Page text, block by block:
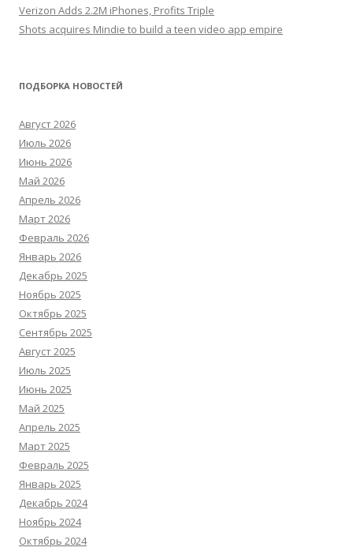
Verizon Adds 2.2M iPhones, Profits Triple
Shots acquires Mindie to build a teen video app empire
ПОДБОРКА НОВОСТЕЙ
Август 2026
Июль 2026
Июнь 2026
Май 2026
Апрель 2026
Март 2026
Февраль 2026
Январь 2026
Декабрь 2025
Ноябрь 2025
Октябрь 2025
Сентябрь 2025
Август 2025
Июль 2025
Июнь 2025
Май 2025
Апрель 2025
Март 2025
Февраль 2025
Январь 2025
Декабрь 2024
Ноябрь 2024
Октябрь 2024